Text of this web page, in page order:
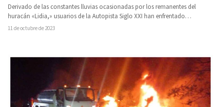
Derivado de las constantes lluvias ocasionadas por los remanentes del
huracán «Lidia,» usuarios de la Autopista Siglo XXI han enfrentado…
11 de octubre de 2023